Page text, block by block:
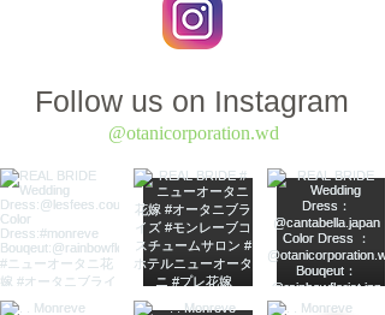
Follow us on Instagram
@otanicorporation.wd